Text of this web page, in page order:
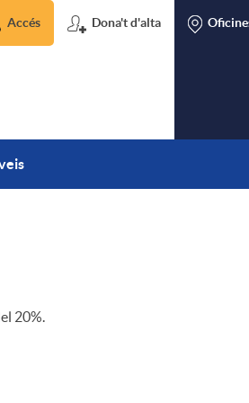
Accés Dona't d'alta
20%.